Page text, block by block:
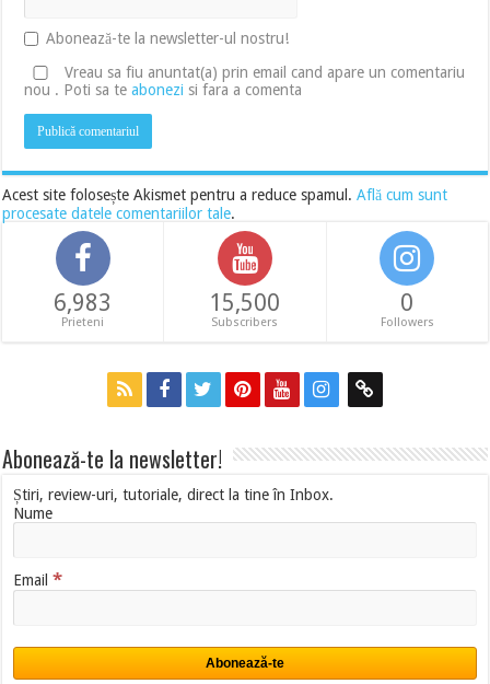
Abonează-te la newsletter-ul nostru!
Vreau sa fiu anuntat(a) prin email cand apare un comentariu
nou . Poti sa teabonezi si fara a comenta
Acest site folosește Akismet pentru a reduce spamul.Află cum sunt
procesate datele comentariilor tale.
6,983
Prieteni
15,500
Subscribers
0
Followers
Abonează-te la newsletter!
Știri, review-uri, tutoriale, direct la tine în Inbox.
Nume
Email*